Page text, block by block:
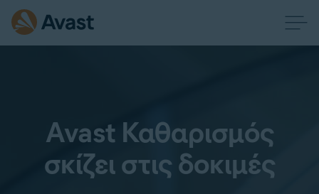
Avast Καθαρισμός
σκίζει στις δοκιμές